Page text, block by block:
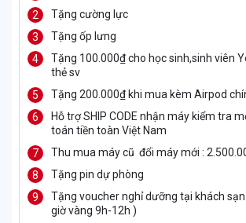
Tặng cường lực
Tặng ốp lưng
Tặng 100.000₫ cho học sinh,sinh viên
thẻ sv
Tặng 200.000₫ khi mua kèm Airpod
Hỗ trợ SHIP CODE nhận máy kiểm tra
toán tiền toàn Việt Nam
Thu mua máy cũ đổi máy mới :
Tặng pin dự phòng
Tặng voucher nghỉ dưỡng tại khách
giờ vàng 9h-12h )